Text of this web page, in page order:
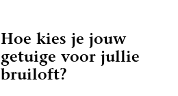
Hoe kies je jouw
getuige voor jullie
bruiloft?